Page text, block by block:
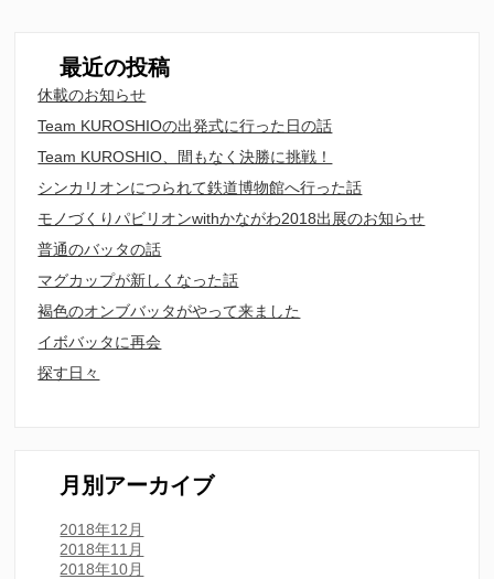
最近の投稿
休載のお知らせ
Team KUROSHIOの出発式に行った日の話
Team KUROSHIO、間もなく決勝に挑戦！
シンカリオンにつられて鉄道博物館へ行った話
モノづくりパビリオンwithかながわ2018出展のお知らせ
普通のバッタの話
マグカップが新しくなった話
褐色のオンブバッタがやって来ました
イボバッタに再会
探す日々
月別アーカイブ
2018年12月
2018年11月
2018年10月